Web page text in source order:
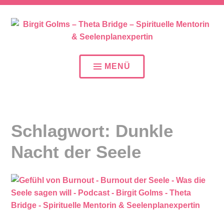
BIRGIT GOLMS – THETA
BRIDGE – SPIRITUELLE
MENTORIN &
MENÜ
Schlagwort: Dunkle
Nacht der Seele